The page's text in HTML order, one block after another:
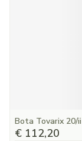
Bota Tovarix 20/
€ 112,20